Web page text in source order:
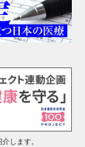
します。